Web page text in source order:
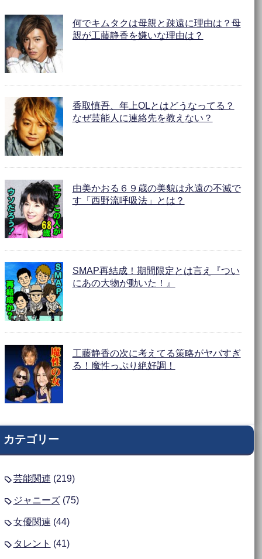
何でキムタクは母親と疎遠に理由は？母
親が工藤静香を嫌いな理由は？
香取慎吾、年上OLとはどうなってる？
なぜ芸能人に連絡先を教えない？
由美かおる６９歳の美貌は永遠の不滅で
す「西野流呼吸法」とは？
SMAP再結成！期間限定とは言え『つい
にあの大物が動いた！』
工藤静香の次に考えてる策略がヤバすぎ
る！魔性っぷり絶好調！
カテゴリー
芸能関連 (219)
ジャニーズ(75)
女優関連 (44)
タレント (41)